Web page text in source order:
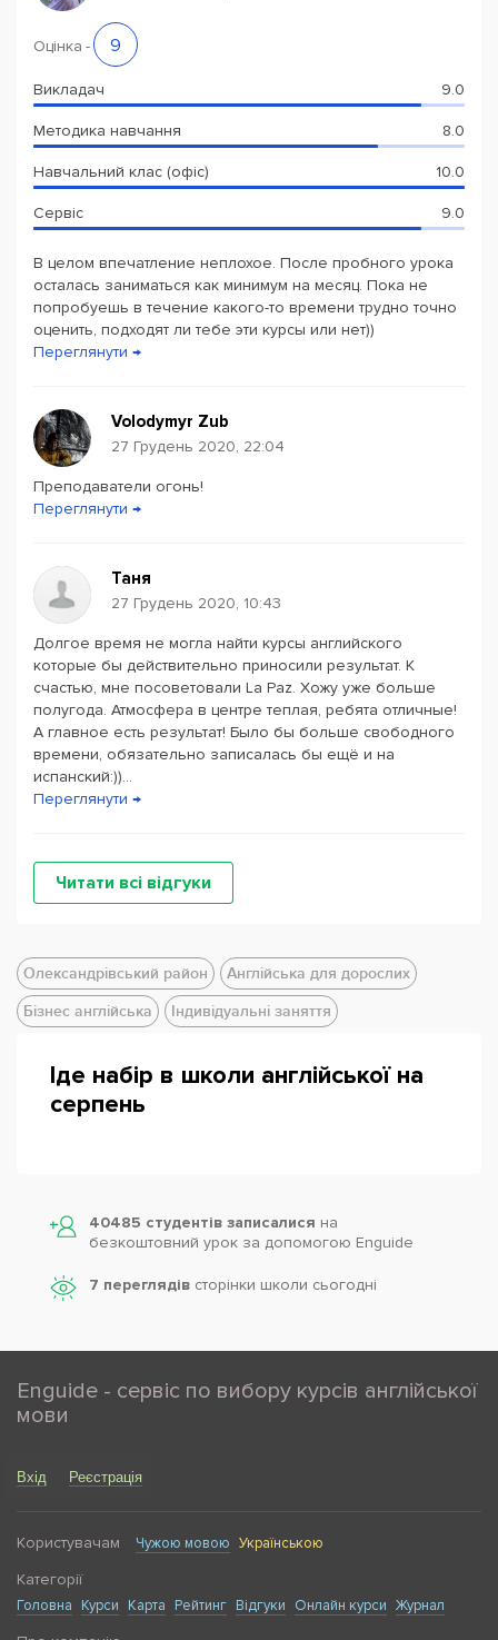
Оцінка - 9
Викладач 9.0
Методика навчання 8.0
Навчальний клас (офіс) 10.0
Сервіс 9.0
В целом впечатление неплохое. После пробного урока
осталась заниматься как минимум на месяц. Пока не
попробуешь в течение какого-то времени трудно точно
оценить, подходят ли тебе эти курсы или нет))
Переглянути →
Volodymyr Zub
27 Грудень 2020, 22:04
Преподаватели огонь!
Переглянути →
Таня
27 Грудень 2020, 10:43
Долгое время не могла найти курсы английского
которые бы действительно приносили результат. К
счастью, мне посоветовали La Paz. Хожу уже больше
полугода. Атмосфера в центре теплая, ребята отличные!
А главное есть результат! Было бы больше свободного
времени, обязательно записалась бы ещё и на
испанский:))...
Переглянути →
Читати всі відгуки
Олександрівський район
Англійська для дорослих
Бізнес англійська
Індивідуальні заняття
Іде набір в школи англійської на
серпень
40485 студентів записалися на
безкоштовний урок за допомогою Enguide
7 переглядів сторінки школи cьогодні
Enguide - сервіс по вибору курсів англійської
мови
Вхід Реєстрація
Користувачам Чужою мовою Українською
Категорії
Головна Курси Карта Рейтинг Відгуки Онлайн курси Журнал